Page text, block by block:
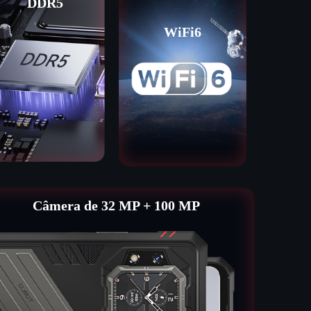
WiFi6
Câmera de 32 MP + 100 MP